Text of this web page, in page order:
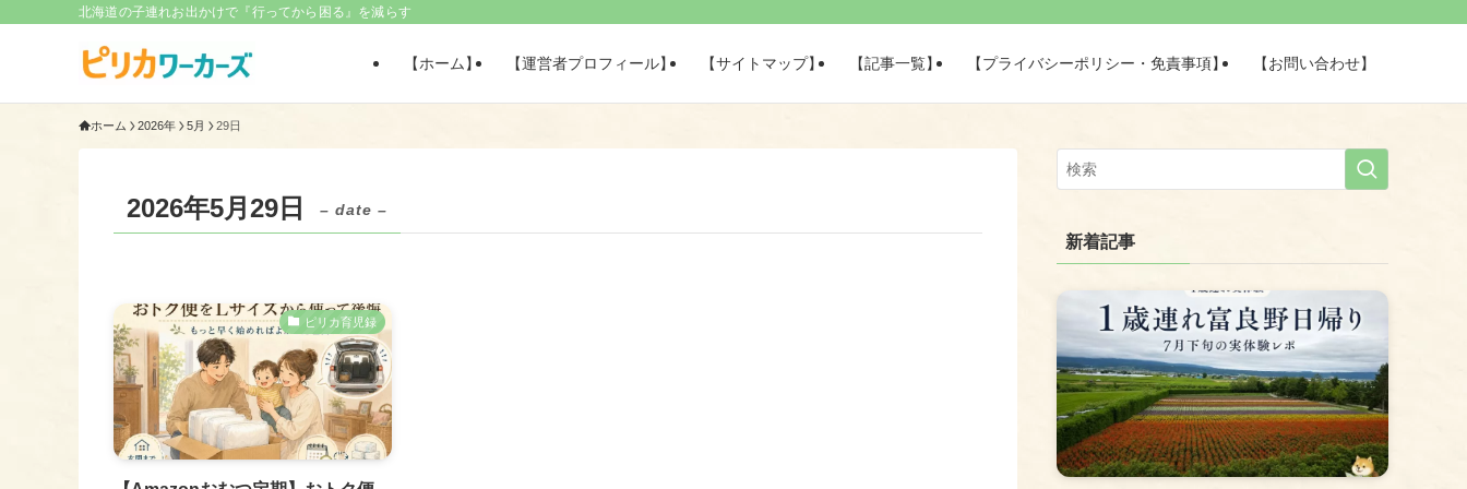
北海道の子連れお出かけで『行ってから困る』を減らす
【ホーム】 【運営者プロフィール】 【サイトマップ】 【記事一覧】 【プライバシーポリシー・免責事項】 【お問い合わせ】
ホーム 2026年 5月 29日
2026年5月29日 – date –
ピリカ育児録
新着記事